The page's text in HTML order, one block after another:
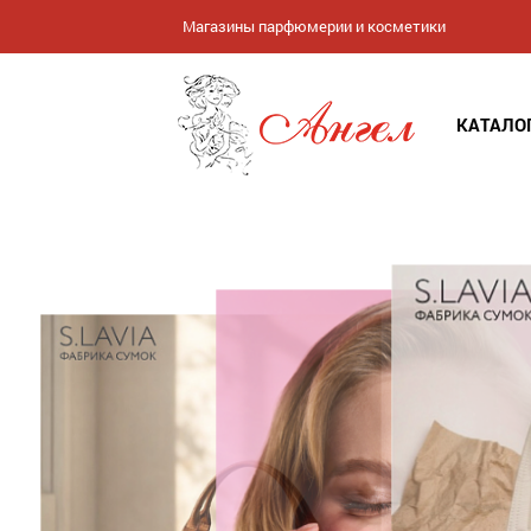
Магазины парфюмерии и косметики